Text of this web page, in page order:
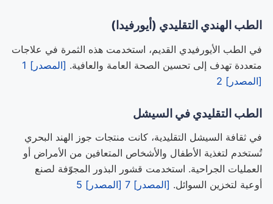
الطب الهندي التقليدي (أيورفيدا)
في الطب الأيورفيدي القديم، استخدمت هذه الثمرة في علاجات
متعددة تهدف إلى تحسين الصحة العامة والعافية. [المصدر] 1
[المصدر] 2
الطب التقليدي في السيشل
في ثقافة السيشل التقليدية، كانت منتجات جوز الهند البحري
تُستخدم لتغذية الأطفال والأشخاص المتعافين من الأمراض أو
العمليات الجراحية. استخدمت قشور البذور المجوّفة لصنع
أوعية لتخزين السوائل. [المصدر] 7 [المصدر] 5